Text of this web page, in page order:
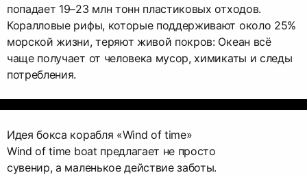
попадает 19–23 млн тонн пластиковых отходов.
Коралловые рифы, которые поддерживают около 25%
морской жизни, теряют живой покров: Океан всё
чаще получает от человека мусор, химикаты и следы
потребления.
Идея бокса корабля «Wind of time»
Wind of time boat предлагает не просто
сувенир, а маленькое действие заботы.